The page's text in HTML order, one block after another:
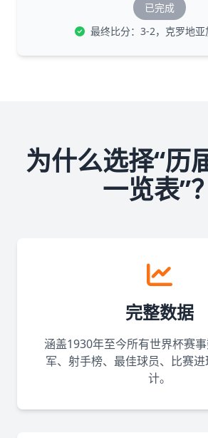
已完成
最终比分：3-2，克罗地亚
为什么选择“历
一览表”？
完整数据
涵盖1930年至今所有世界杯赛
军、射手榜、最佳球员、比赛
计。